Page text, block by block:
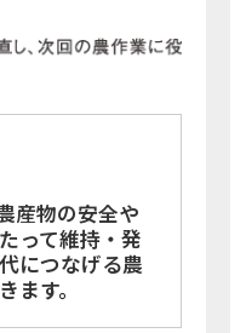
産物の安全や
って維持・発
につなげる農
ます。